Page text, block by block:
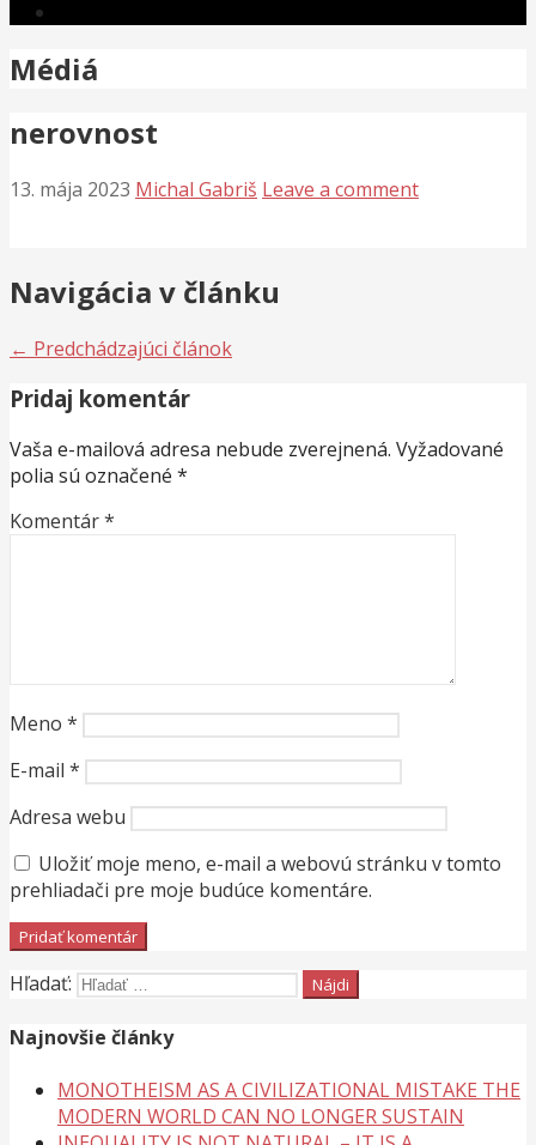
Médiá
nerovnost
13. mája 2023 Michal Gabriš Leave a comment
Navigácia v článku
← Predchádzajúci článok
Pridaj komentár
Vaša e-mailová adresa nebude zverejnená. Vyžadované
polia sú označené *
Komentár*
Meno *
E-mail *
Adresa webu
Uložiť moje meno, e-mail a webovú stránku v tomto
prehliadači pre moje budúce komentáre.
Hľadať:
Najnovšie články
MONOTHEISM AS A CIVILIZATIONAL MISTAKE THE
MODERN WORLD CAN NO LONGER SUSTAIN